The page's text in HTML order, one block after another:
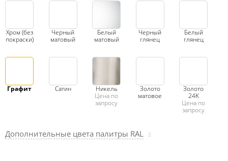
Хром (без
покраски)
Черный
матовый
Белый
матовый
Черный
глянец
Белый
глянец
Графит Сатин
Никель
Цена по
запросу
Золото
матовое
Золото
24K
Цена по
запросу
Дополнительные цвета палитры RAL